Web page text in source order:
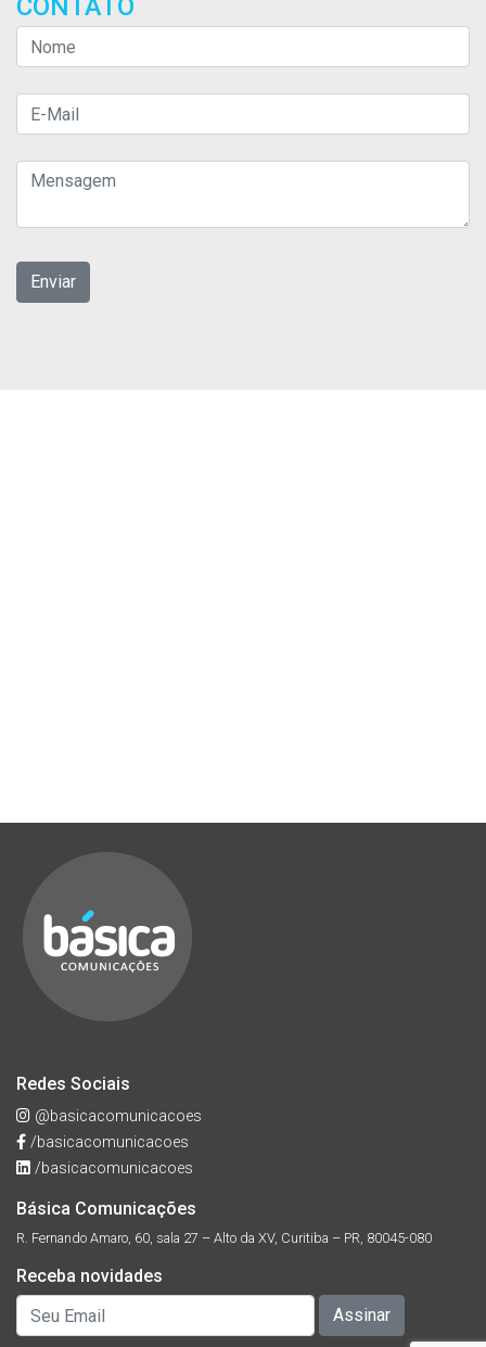
CONTATO
Redes Sociais
@basicacomunicacoes
/basicacomunicacoes
/basicacomunicacoes
Básica Comunicações
R. Fernando Amaro, 60, sala 27 – Alto da XV, Curitiba – PR, 80045-080
Receba novidades